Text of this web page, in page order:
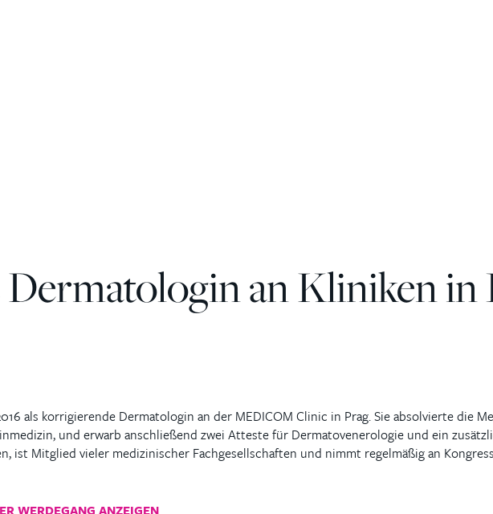
an Kliniken in
als korrigierende Dermatologin an der MEDICOM Clinic in Prag. Sie absolvierte die
und erwarb anschließend zwei Atteste für Dermatovenerologie und ein
ist Mitglied vieler medizinischer Fachgesellschaften und nimmt regelmäßig an
WERDEGANG ANZEIGEN